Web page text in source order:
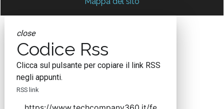
close
Codice Rss
Clicca sul pulsante per copiare il link RSS
negli appunti.
RSS link